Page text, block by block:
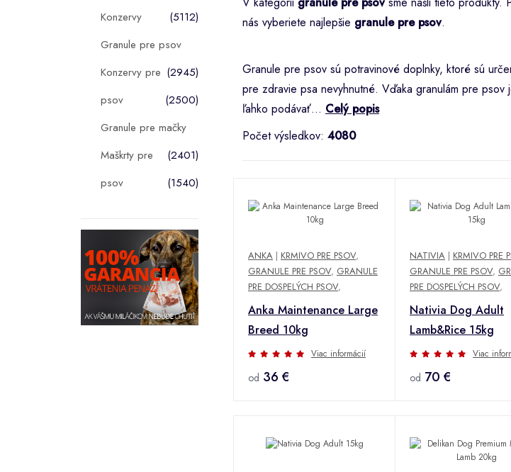
Konzervy
(5112)
Granule pre psov
(2945)
Konzervy pre
psov
(2500)
Granule pre mačky
(2401)
Maškrty pre
psov
(1540)
nás vyberiete najlepšie granule pre psov.
Granule pre psov sú potravinové doplnky, ktoré sú
pre zdravie psa nevyhnutné. Vďaka granulám pre
ľahko podávať... Celý popis
Počet výsledkov: 4080
ANKA | KRMIVO PRE PSOV,
GRANULE PRE PSOV, GRANULE
PRE DOSPELÝCH PSOV,
Anka Maintenance Large
Breed 10kg
Viac informácií
od 36 €
NATIVIA | KRMIVO PRE
GRANULE PRE PSOV,
PRE DOSPELÝCH PSOV,
Nativia Dog Adult
Lamb&Rice 15kg
Viac
od 70 €